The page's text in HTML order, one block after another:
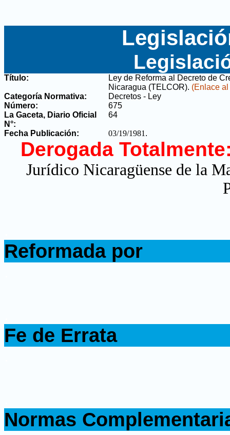
Título:
Ley de Reforma al Decreto de
Nicaragua (TELCOR). (Enlace al
Categoría Normativa:
Decretos - Ley
Número:
675
La Gaceta, Diario Oficial
N°:
64
Fecha Publicación: 03/19/1981 .
Derogada
Jurídico Nicaragüense de la
Reformada por
Fe de Errata
Normas